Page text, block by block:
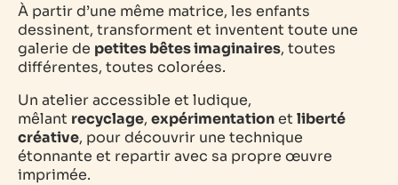
À partir d’une même matrice, les enfants
dessinent, transforment et inventent toute une
galerie de petites bêtes imaginaires, toutes
différentes, toutes colorées.
Un atelier accessible et ludique,
mêlant recyclage, expérimentationet liberté
créative, pour découvrir une technique
étonnante et repartir avec sa propre œuvre
imprimée.